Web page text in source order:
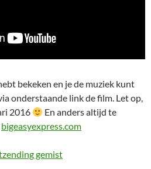
bekeken en je de muziek kunt
onderstaande link de film. Let op,
2016
En anders altijd te
bigeasyexpress.com
gemist